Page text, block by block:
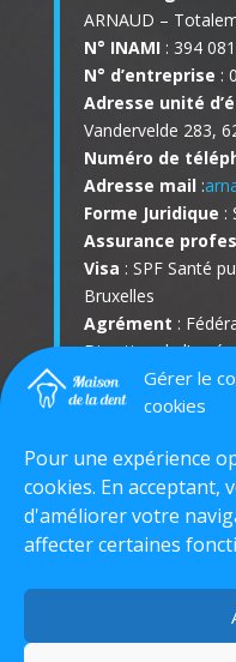
Gérer le
cookies
Pour une expérience
cookies. En acceptant,
d'améliorer votre
affecter certaines
ARNAUD –
N° INAMI: 394
N° d’entreprise :
Adresse unité
Vandervelde 283,
Numéro de
Adresse mail:
Forme Juridique :
Assurance
Visa : SPF Santé
Bruxelles
Agrément :
Direction de
de santé, rue
1080 Bruxelles
Radioprotection:
nucléaire (AFCN) :
Bruxelles
Conditions